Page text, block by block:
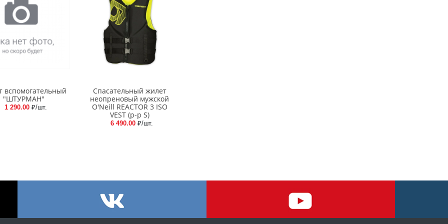
вспомогательный
"ШТУРМАН"
1 290.00 ₽/шт.
Спасательный жилет
неопреновый мужской
O'Neill REACTOR 3 ISO
VEST (р-р S)
6 490.00 ₽/шт.